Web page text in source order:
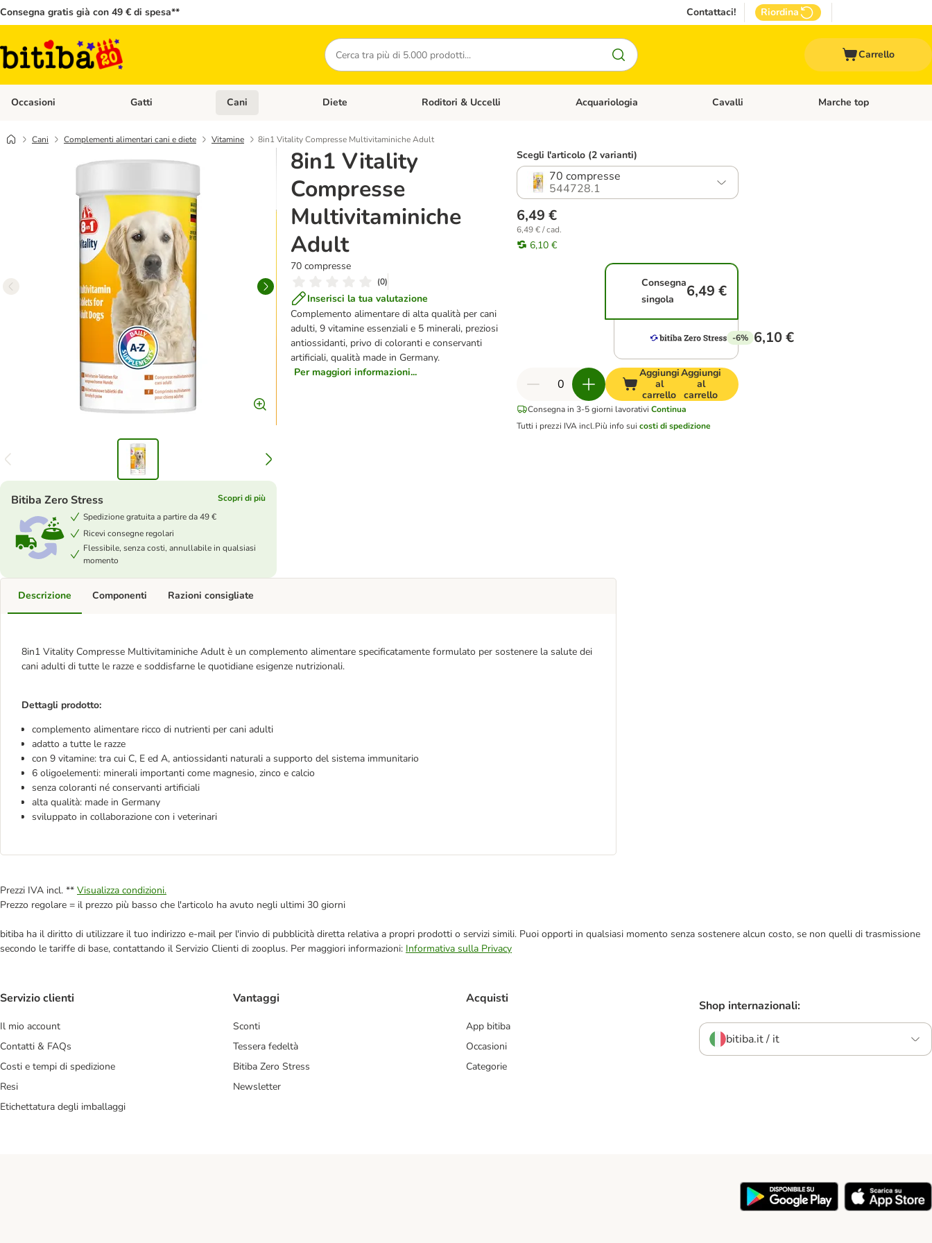
Consegna gratis già con 49 € di spesa** Contattaci! Riordina
Cerca
Carrello
Occasioni Apri Menù Categoria: Occasioni
Gatti Apri Menù Categoria: Gatti
Cani Apri Menù Categoria: Cani
Diete Apri Menù Categoria: Diete
Roditori & Uccelli Apri Menù Categoria: Roditori & Uccelli
Acquariologia Apri Menù Categoria: Acquariologia
Cavalli Apri Menù Categoria: Cavalli
Marche top
Cani Complementi alimentari cani e diete Vitamine 8in1 Vitality Compresse Multivitaminiche Adult
8in1 Vitality
Compresse
Multivitaminiche
Adult
70 compresse
(0)
Inserisci la tua valutazione
Complemento alimentare di alta qualità per cani
adulti, 9 vitamine essenziali e 5 minerali, preziosi
antiossidanti, privo di coloranti e conservanti
artificiali, qualità made in Germany.
Per maggiori informazioni...
Bitiba Zero Stress
Scopri di più
Spedizione gratuita a partire da 49 €
Ricevi consegne regolari
Flessibile, senza costi, annullabile in qualsiasi
momento
Scegli l'articolo (2 varianti)
70 compresse
544728.1
6,49 €
6,49 € / cad.
6,10 €
Consegna
singola
6,49 €
-6% 6,10 €
Aggiungi
al
carrello
Aggiungi
al
carrello
Consegna in 3-5 giorni lavorativi Continua
Tutti i prezzi IVA incl.Più info sui costi di spedizione
Descrizione
8in1 Vitality Compresse Multivitaminiche Adult è un complemento alimentare specificatamente formulato per sostenere la salute dei
cani adulti di tutte le razze e soddisfarne le quotidiane esigenze nutrizionali.
Dettagli prodotto:
complemento alimentare ricco di nutrienti per cani adulti
adatto a tutte le razze
con 9 vitamine: tra cui C, E ed A, antiossidanti naturali a supporto del sistema immunitario
6 oligoelementi: minerali importanti come magnesio, zinco e calcio
senza coloranti né conservanti artificiali
alta qualità: made in Germany
sviluppato in collaborazione con i veterinari
Componenti Razioni consigliate
Prezzi IVA incl. ** Visualizza condizioni.
Prezzo regolare = il prezzo più basso che l'articolo ha avuto negli ultimi 30 giorni
bitiba ha il diritto di utilizzare il tuo indirizzo e-mail per l'invio di pubblicità diretta relativa a propri prodotti o servizi simili. Puoi opporti in qualsiasi momento senza sostenere alcun costo, se non quelli di trasmissione
secondo le tariffe di base, contattando il Servizio Clienti di zooplus. Per maggiori informazioni: Informativa sulla Privacy
Servizio clienti
Il mio account
Contatti & FAQs
Costi e tempi di spedizione
Resi
Etichettatura degli imballaggi
Vantaggi
Sconti
Tessera fedeltà
Bitiba Zero Stress
Newsletter
Acquisti
App bitiba
Occasioni
Categorie
Shop internazionali:
bitiba.it / it